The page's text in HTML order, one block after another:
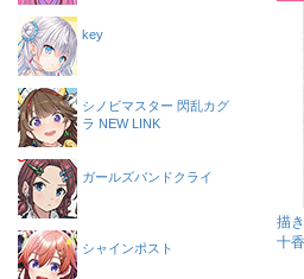
描
十
key
シノビマスター 閃乱カグ
ラ NEW LINK
ガールズバンドクライ
シャインポスト